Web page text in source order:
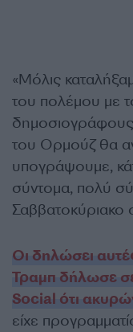
«Μόλις
του πολέμου με
του Ορμούζ θα
υπογράψουμε,
σύντομα, πολύ
Οι δηλώσει
Τραμπ δήλωσε
Social ότι
είχε